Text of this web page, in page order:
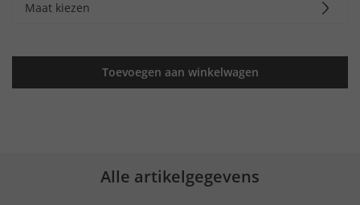
Maat kiezen
Toevoegen aan winkelwagen
Alle artikelgegevens